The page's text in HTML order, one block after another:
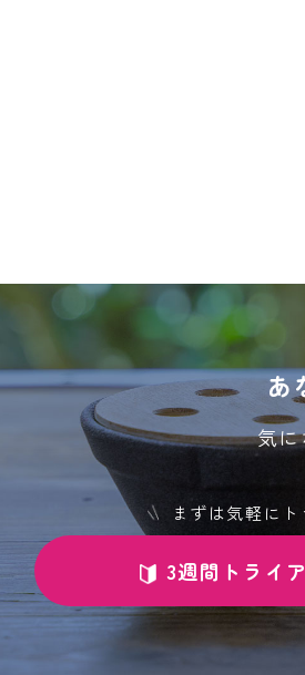
あ
気に
まずは気軽に
3週間トライ